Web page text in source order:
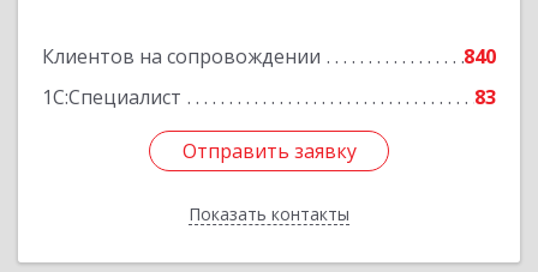
Клиентов на сопровождении
840
1С:Специалист
83
Отправить заявку
Показать контакты
Отправить заявку
Назад